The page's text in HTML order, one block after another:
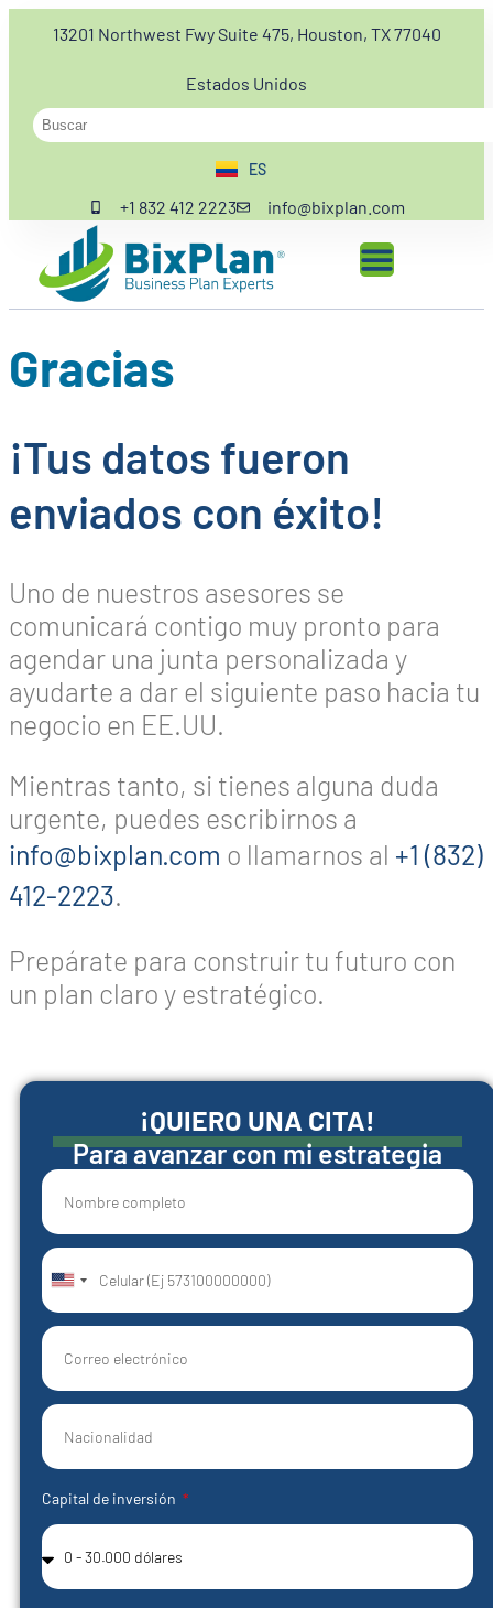
13201 Northwest Fwy Suite 475, Houston, TX 77040
Estados Unidos
ES
EN
+1 832 412 2223 info@bixplan.com
Gracias
¡Tus datos fueron
enviados con éxito!
Uno de nuestros asesores se
comunicará contigo muy pronto para
agendar una junta personalizada y
ayudarte a dar el siguiente paso hacia tu
negocio en EE.UU.
Mientras tanto, si tienes alguna duda
urgente, puedes escribirnos a
info@bixplan.com o llamarnos al +1 (832)
412-2223.
Prepárate para construir tu futuro con
un plan claro y estratégico.
¡QUIERO UNA CITA!
Para avanzar con mi estrategia
United
States
+1
Capital de inversión